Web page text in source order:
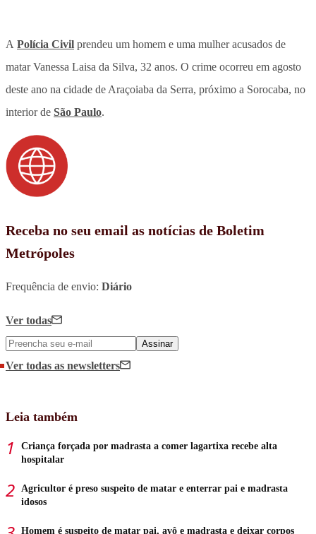
A Polícia Civil prendeu um homem e uma mulher acusados de
matar Vanessa Laisa da Silva, 32 anos. O crime ocorreu em agosto
deste ano na cidade de Araçoiaba da Serra, próximo a Sorocaba, no
interior de São Paulo.
Receba no seu email as notícias de Boletim
Metrópoles
Frequência de envio: Diário
Ver todas
Assinar
Ver todas as newsletters
Leia também
Criança forçada por madrasta a comer lagartixa recebe alta
hospitalar
Agricultor é preso suspeito de matar e enterrar pai e madrasta
idosos
Homem é suspeito de matar pai, avô e madrasta e deixar corpos